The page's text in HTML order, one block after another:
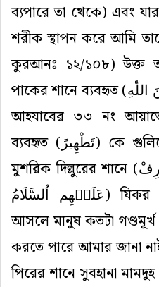
ব্যপারে তা থেকে) এবং
শরীক স্থাপন করে আমি
কুরআনঃ ১২/১০৮) উক্ত
পাকের শানে ব্যবহৃত (
আহযাবের ৩৩ নং
ব্যবহৃত (تَطْهِيرً) কে
মুশরিক দিল্লুরের শানে (
عَلَيۡهِم اُلسَّلَامُ) যিকর
আসলে মানুষ কতটা
করতে পারে আমার জানা
পিরের শানে সুবহানা